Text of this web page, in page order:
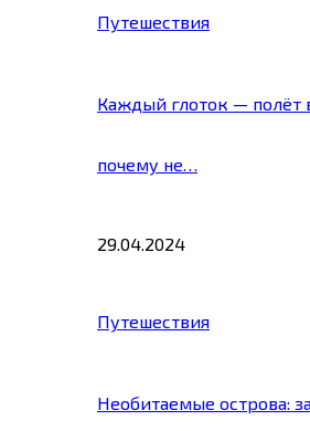
Путешествия
Каждый глоток — полёт
почему не…
29.04.2024
Путешествия
Необитаемые острова: